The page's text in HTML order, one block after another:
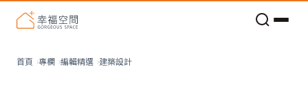
首頁 專欄 編輯精選 建築設計